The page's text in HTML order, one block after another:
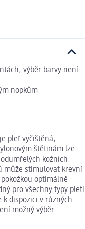
výběr barvy není
nopkům
pleť vyčištěná,
štětinám lze
kožních
může stimulovat krevní
optimálně
pro všechny typy pleti
dispozici v různých
možný výběr